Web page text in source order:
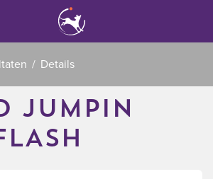
Details
JUMPIN